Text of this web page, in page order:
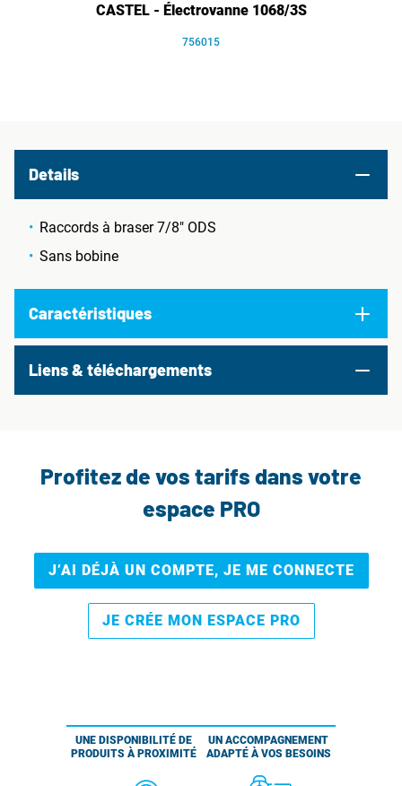
CASTEL - Électrovanne 1068/3S
756015
Details
Raccords à braser 7/8" ODS
Sans bobine
Caractéristiques
Liens & téléchargements
Profitez de vos tarifs dans votre
espace PRO
J’AI DÉJÀ UN COMPTE, JE ME CONNECTE
JE CRÉE MON ESPACE PRO
UNE DISPONIBILITÉ DE
PRODUITS À PROXIMITÉ
UN ACCOMPAGNEMENT
ADAPTÉ À VOS BESOINS